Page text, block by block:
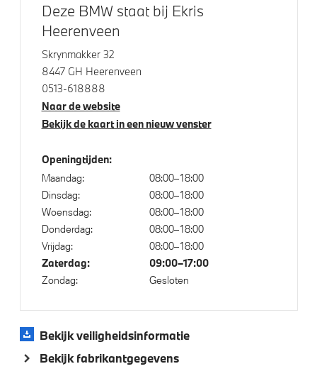
Aandrijving en onderstel
Voorbereiding Driving Assistance
Automatische 8-traps Steptronic sporttransmissie
M Sportonderstel
Variable Sport Steering
Veiligheid
Actieve Voetgangersbescherming
Park Distance Control (PDC) voor en achter
Deze BMW staat bij Ekris
Heerenveen
Skrynmakker 32
8447 GH Heerenveen
0513-618888
Naar de website
Bekijk de kaart in een nieuw venster
Openingtijden:
Maandag:
08:00–18:00
Dinsdag:
08:00–18:00
Woensdag:
08:00–18:00
Donderdag:
08:00–18:00
Vrijdag:
08:00–18:00
Zaterdag: 09:00–17:00
Zondag: Gesloten
Bekijk veiligheidsinformatie
Bekijk fabrikantgegevens